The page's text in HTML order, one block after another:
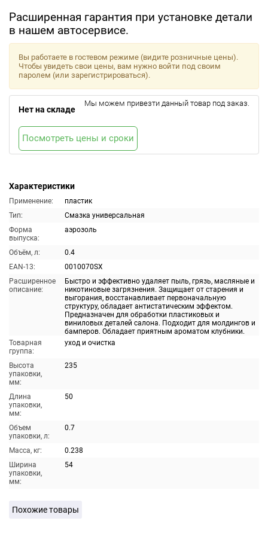
Расширенная гарантия при установке детали
в нашем автосервисе.
Характеристики
Применение:
пластик
Тип:
Смазка универсальная
Форма
выпуска:
аэрозоль
Объём, л:
0.4
EAN-13:
0010070SX
Расширенное
описание:
Быстро и эффективно удаляет пыль, грязь, масляные и
никотиновые загрязнения. Защищает от старения и
выгорания, восстанавливает первоначальную
структуру, обладает антистатическим эффектом.
Предназначен для обработки пластиковых и
виниловых деталей салона. Подходит для молдингов и
бамперов. Обладает приятным ароматом клубники.
Товарная
группа:
уход и очистка
Высота
упаковки,
мм:
235
Длина
упаковки,
мм:
50
Объем
упаковки, л:
0.7
Масса, кг:
0.238
Ширина
упаковки,
мм:
54
Вы работаете в гостевом режиме (видите розничные цены).
Чтобы увидеть свои цены, вам нужно войти под своим
паролем (или зарегистрироваться).
Нет на складе
Мы можем привезти данный товар под заказ.
Посмотреть цены и сроки
Похожие товары